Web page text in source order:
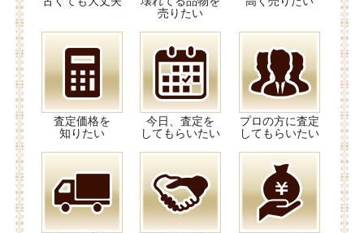
売りたい
査定価格を
知りたい
今日、査定を
してもらいたい
プロの方に査定
してもらいたい